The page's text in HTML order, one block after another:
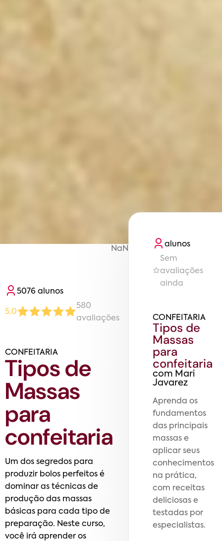
5076 alunos
5.0
580
avaliações
CONFEITARIA
Tipos de
Massas
para
confeitaria
Um dos segredos para
produzir bolos perfeitos é
dominar as técnicas de
produção das massas
básicas para cada tipo de
preparação. Neste curso,
você irá aprender os
NaN
alunos
Sem
avaliações
ainda
CONFEITARIA
Tipos de
Massas
para
confeitaria
com Mari
Javarez
Aprenda os
fundamentos
das principais
massas e
aplicar seus
conhecimentos
na prática,
com receitas
deliciosas e
testadas por
especialistas.